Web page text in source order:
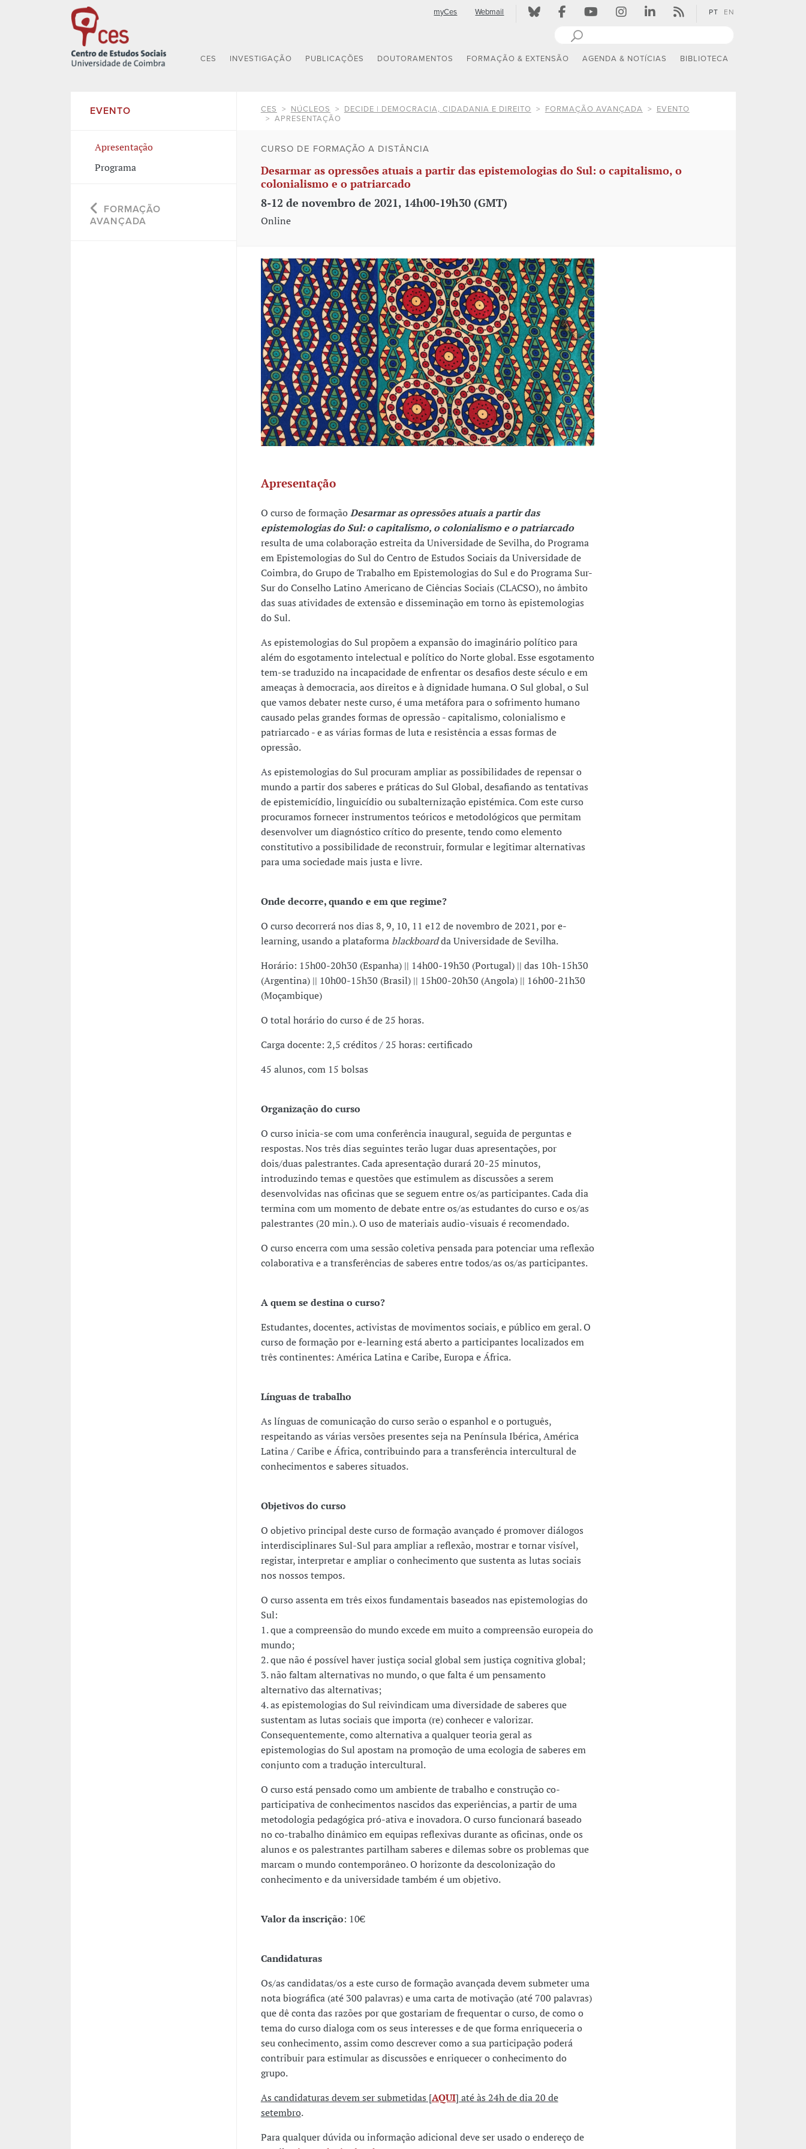
myCes Webmail PT EN
CES INVESTIGAÇÃO PUBLICAÇÕES DOUTORAMENTOS FORMAÇÃO & EXTENSÃO AGENDA & NOTÍCIAS BIBLIOTECA
EVENTO
Apresentação
Programa
FORMAÇÃO
AVANÇADA
CES NÚCLEOS DECIDE | DEMOCRACIA, CIDADANIA E DIREITO FORMAÇÃO AVANÇADA
EVENTO
APRESENTAÇÃO
CURSO DE FORMAÇÃO A DISTÂNCIA
Desarmar as opressões atuais a partir das epistemologias do Sul: o capitalismo, o
colonialismo e o patriarcado
8-12 de novembro de 2021, 14h00-19h30 (GMT)
Online
Apresentação
O curso de formaçãoDesarmar as opressões atuais a partir das
epistemologias do Sul: o capitalismo, o colonialismo e o patriarcado
resulta de uma colaboração estreita da Universidade de Sevilha, do Programa
em Epistemologias do Sul do Centro de Estudos Sociais da Universidade de
Coimbra, do Grupo de Trabalho em Epistemologias do Sul e do Programa Sur-
Sur do Conselho Latino Americano de Ciências Sociais (CLACSO), no âmbito
das suas atividades de extensão e disseminação em torno às epistemologias
do Sul.
As epistemologias do Sul propõem a expansão do imaginário político para
além do esgotamento intelectual e político do Norte global. Esse esgotamento
tem-se traduzido na incapacidade de enfrentar os desafios deste século e em
ameaças à democracia, aos direitos e à dignidade humana. O Sul global, o Sul
que vamos debater neste curso, é uma metáfora para o sofrimento humano
causado pelas grandes formas de opressão - capitalismo, colonialismo e
patriarcado - e as várias formas de luta e resistência a essas formas de
opressão.
As epistemologias do Sul procuram ampliar as possibilidades de repensar o
mundo a partir dos saberes e práticas do Sul Global, desafiando as tentativas
de epistemicídio, linguicídio ou subalternização epistémica. Com este curso
procuramos fornecer instrumentos teóricos e metodológicos que permitam
desenvolver um diagnóstico crítico do presente, tendo como elemento
constitutivo a possibilidade de reconstruir, formular e legitimar alternativas
para uma sociedade mais justa e livre.
Onde decorre, quando e em que regime?
O curso decorrerá nos dias 8, 9, 10, 11 e12 de novembro de 2021, por e-
learning, usando a plataforma blackboardda Universidade de Sevilha.
Horário: 15h00-20h30 (Espanha) || 14h00-19h30 (Portugal) || das 10h-15h30
(Argentina) || 10h00-15h30 (Brasil) || 15h00-20h30 (Angola) || 16h00-21h30
(Moçambique)
O total horário do curso é de 25 horas.
Carga docente: 2,5 créditos / 25 horas: certificado
45 alunos, com 15 bolsas
Organização do curso
O curso inicia-se com uma conferência inaugural, seguida de perguntas e
respostas. Nos três dias seguintes terão lugar duas apresentações, por
dois/duas palestrantes. Cada apresentação durará 20-25 minutos,
introduzindo temas e questões que estimulem as discussões a serem
desenvolvidas nas oficinas que se seguem entre os/as participantes. Cada dia
termina com um momento de debate entre os/as estudantes do curso e os/as
palestrantes (20 min.). O uso de materiais audio-visuais é recomendado.
O curso encerra com uma sessão coletiva pensada para potenciar uma reflexão
colaborativa e a transferências de saberes entre todos/as os/as participantes.
A quem se destina o curso?
Estudantes, docentes, activistas de movimentos sociais, e público em geral. O
curso de formação por e-learning está aberto a participantes localizados em
três continentes: América Latina e Caribe, Europa e África.
Línguas de trabalho
As línguas de comunicação do curso serão o espanhol e o português,
respeitando as várias versões presentes seja na Península Ibérica, América
Latina / Caribe e África, contribuindo para a transferência intercultural de
conhecimentos e saberes situados.
Objetivos do curso
O objetivo principal deste curso de formação avançado é promover diálogos
interdisciplinares Sul-Sul para ampliar a reflexão, mostrar e tornar visível,
registar, interpretar e ampliar o conhecimento que sustenta as lutas sociais
nos nossos tempos.
O curso assenta em três eixos fundamentais baseados nas epistemologias do
Sul:
1. que a compreensão do mundo excede em muito a compreensão europeia do
mundo;
2. que não é possível haver justiça social global sem justiça cognitiva global;
3. não faltam alternativas no mundo, o que falta é um pensamento
alternativo das alternativas;
4. as epistemologias do Sul reivindicam uma diversidade de saberes que
sustentam as lutas sociais que importa (re) conhecer e valorizar.
Consequentemente, como alternativa a qualquer teoria geral as
epistemologias do Sul apostam na promoção de uma ecologia de saberes em
conjunto com a tradução intercultural.
O curso está pensado como um ambiente de trabalho e construção co-
participativa de conhecimentos nascidos das experiências, a partir de uma
metodologia pedagógica pró-ativa e inovadora. O curso funcionará baseado
no co-trabalho dinâmico em equipas reflexivas durante as oficinas, onde os
alunos e os palestrantes partilham saberes e dilemas sobre os problemas que
marcam o mundo contemporâneo. O horizonte da descolonização do
conhecimento e da universidade também é um objetivo.
Valor da inscrição: 10€
Candidaturas
Os/as candidatas/os a este curso de formação avançada devem submeter uma
nota biográfica (até 300 palavras) e uma carta de motivação (até 700 palavras)
que dê conta das razões por que gostariam de frequentar o curso, de como o
tema do curso dialoga com os seus interesses e de que forma enriqueceria o
seu conhecimento, assim como descrever como a sua participação poderá
contribuir para estimular as discussões e enriquecer o conhecimento do
grupo.
As candidaturas devem ser submetidas [AQUI] até às 24h de dia 20 de
setembro.
Para qualquer dúvida ou informação adicional deve ser usado o endereço de